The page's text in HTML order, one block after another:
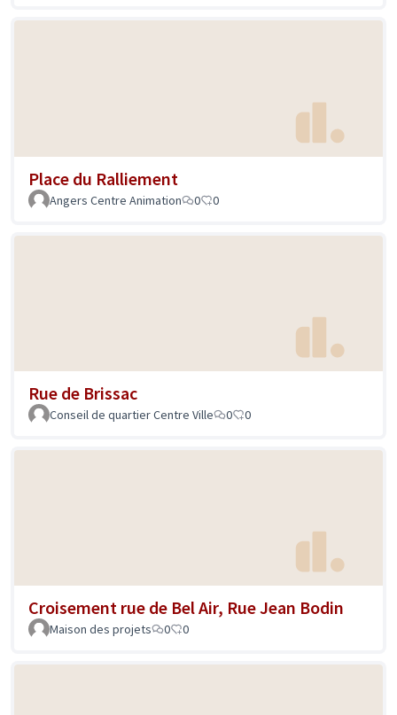
Place du Ralliement
Angers Centre Animation 0 0
Rue de Brissac
Conseil de quartier Centre Ville 0 0
Croisement rue de Bel Air, Rue Jean Bodin
Maison des projets 0 0